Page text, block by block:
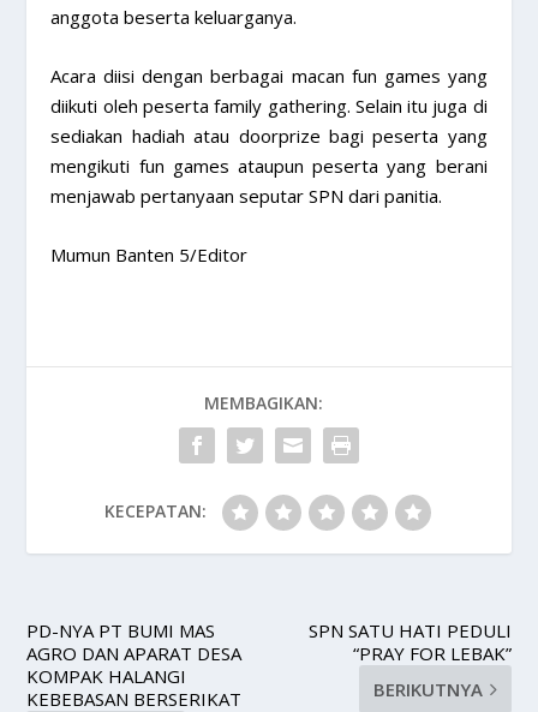
anggota beserta keluarganya.
Acara diisi dengan berbagai macan fun games yang
diikuti oleh peserta family gathering. Selain itu juga di
sediakan hadiah atau doorprize bagi peserta yang
mengikuti fun games ataupun peserta yang berani
menjawab pertanyaan seputar SPN dari panitia.
Mumun Banten 5/Editor
MEMBAGIKAN:
KECEPATAN:
PD-NYA PT BUMI MAS
AGRO DAN APARAT DESA
KOMPAK HALANGI
KEBEBASAN BERSERIKAT
SPN SATU HATI PEDULI
“PRAY FOR LEBAK”
BERIKUTNYA